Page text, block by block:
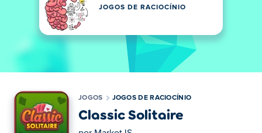
JOGOS DE RACIOCÍNIO
JOGOS JOGOS DE RACIOCÍNIO
Classic Solitaire